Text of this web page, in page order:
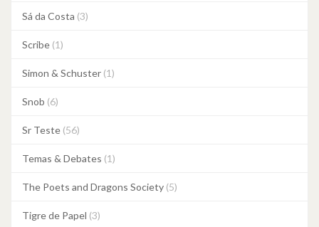
Sá da Costa (3)
Scribe (1)
Simon & Schuster (1)
Snob (6)
Sr Teste (56)
Temas & Debates (1)
The Poets and Dragons Society (5)
Tigre de Papel (3)